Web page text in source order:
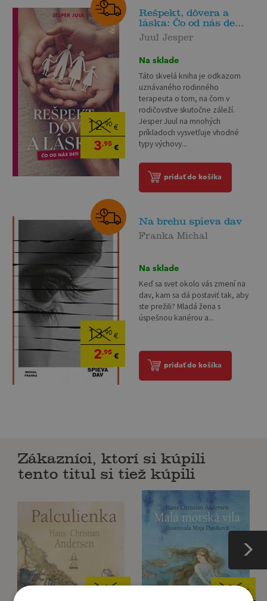
12,90 €
3,95 €
Rešpekt, dôvera a
láska: Čo od nás de...
Juul Jesper
Na sklade
Táto skvelá kniha je odkazom
uznávaného rodinného
terapeuta o tom, na čom v
rodičovstve skutočne záleží.
Jesper Juul na mnohých
príkladoch vysvetľuje vhodné
typy výchovy...
pridať do košíka
13,90 €
2,95 €
Na brehu spieva dav
Franka Michal
Na sklade
Keď sa svet okolo vás zmení na
dav, kam sa dá postaviť tak, aby
ste prežili? Mladá žena s
úspešnou kariérou a...
pridať do košíka
Zákazníci, ktorí si kúpili
tento titul si tiež kúpili
€